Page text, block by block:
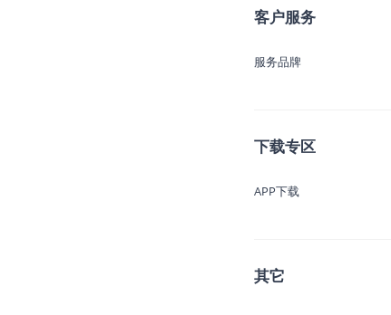
客户服务
服务品牌
下载专区
APP下载
其它